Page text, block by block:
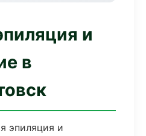
и
в
эпиляция и